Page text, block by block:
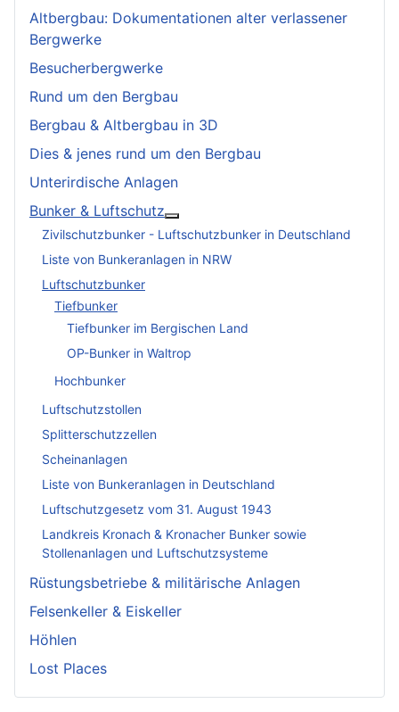
Altbergbau: Dokumentationen alter verlassener
Bergwerke
Besucherbergwerke
Rund um den Bergbau
Bergbau & Altbergbau in 3D
Dies & jenes rund um den Bergbau
Unterirdische Anlagen
Bunker & Luftschutz
More about: Bunker & Luftschutz
Zivilschutzbunker - Luftschutzbunker in Deutschland
Liste von Bunkeranlagen in NRW
Luftschutzbunker
Tiefbunker
Tiefbunker im Bergischen Land
OP-Bunker in Waltrop
Hochbunker
Luftschutzstollen
Splitterschutzzellen
Scheinanlagen
Liste von Bunkeranlagen in Deutschland
Luftschutzgesetz vom 31. August 1943
Landkreis Kronach & Kronacher Bunker sowie
Stollenanlagen und Luftschutzsysteme
Rüstungsbetriebe & militärische Anlagen
Felsenkeller & Eiskeller
Höhlen
Lost Places